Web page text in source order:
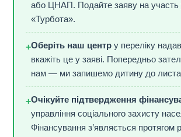
або ЦНАП. Подайте заяву на участь
«Турбота».
+Оберіть наш центру переліку
вкажіть це у заяві. Попередньо
нам — ми запишемо дитину до листа
+Очікуйте підтвердження
управління соціального захисту
Фінансування з’являється протягом